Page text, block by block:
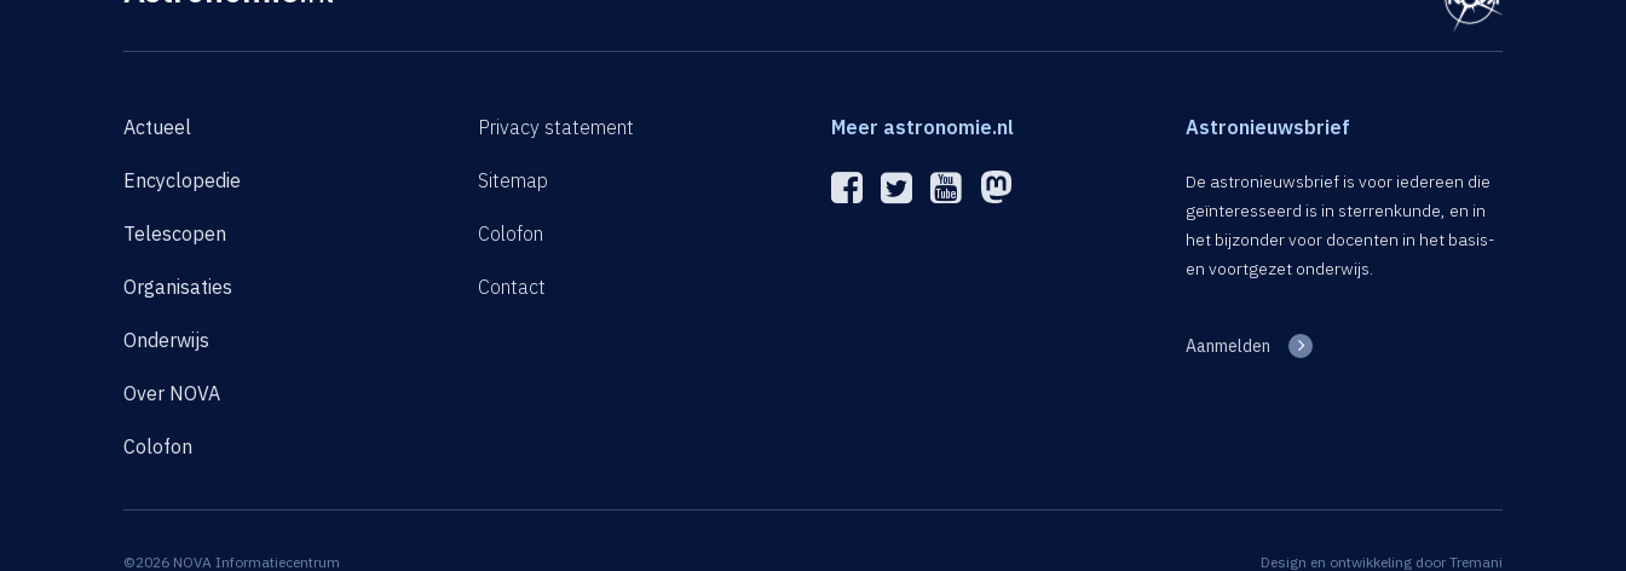
Actueel
Encyclopedie
Telescopen
Organisaties
Onderwijs
Over NOVA
Colofon
Privacy statement
Sitemap
Colofon
Contact
Meer astronomie.nl Astronieuwsbrief
De astronieuwsbrief is voor iedereen die
geïnteresseerd is in sterrenkunde, en in
het bijzonder voor docenten in het basis-
en voortgezet onderwijs.
Aanmelden
©2026 NOVA Informatiecentrum Design en ontwikkeling door Tremani